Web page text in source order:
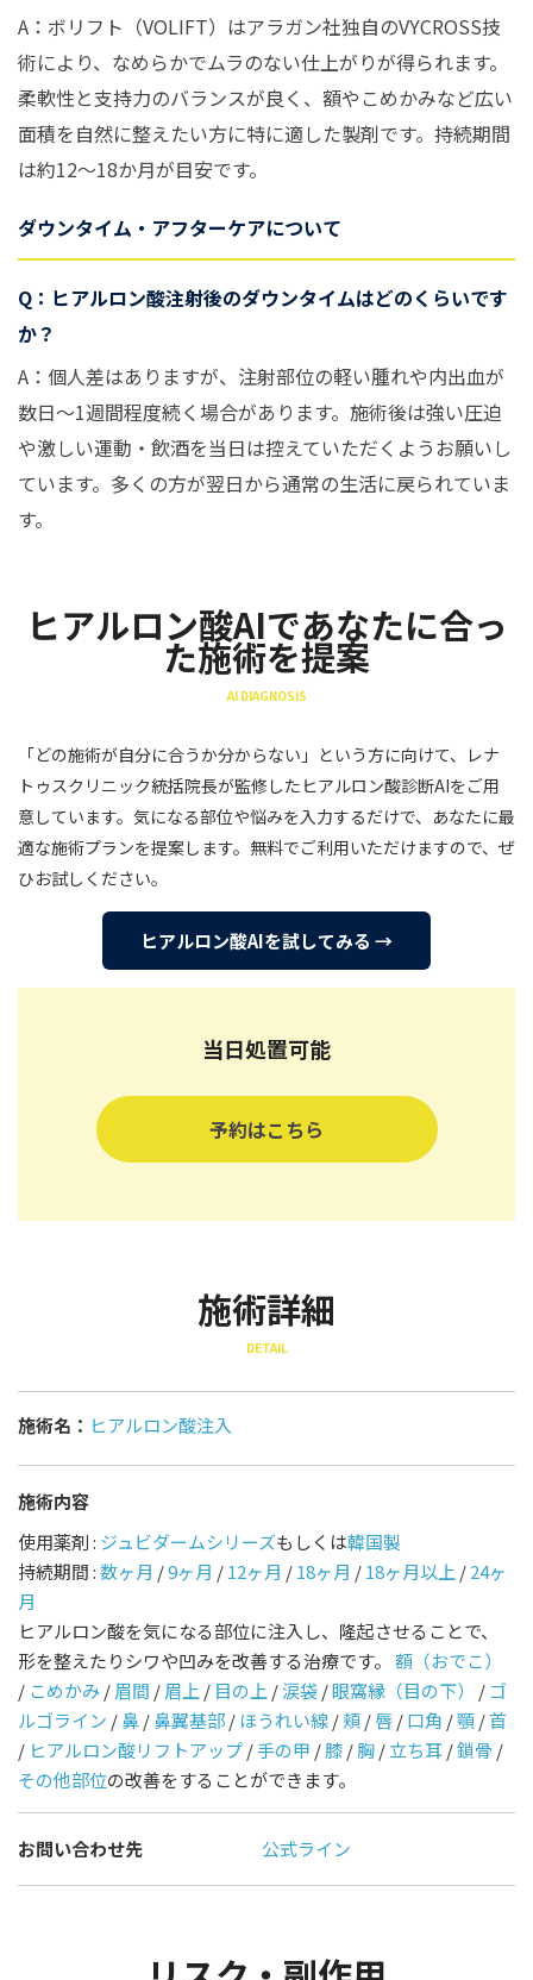
A：ボリフト（VOLIFT）はアラガン社独自のVYCROSS技
術により、なめらかでムラのない仕上がりが得られます。
柔軟性と支持力のバランスが良く、額やこめかみなど広い
面積を自然に整えたい方に特に適した製剤です。持続期間
は約12〜18か月が目安です。
ダウンタイム・アフターケアについて
Q：ヒアルロン酸注射後のダウンタイムはどのくらいです
か？
A：個人差はありますが、注射部位の軽い腫れや内出血が
数日〜1週間程度続く場合があります。施術後は強い圧迫
や激しい運動・飲酒を当日は控えていただくようお願いし
ています。多くの方が翌日から通常の生活に戻られていま
す。
ヒアルロン酸AIであなたに合っ
た施術を提案
AI DIAGNOSIS
「どの施術が自分に合うか分からない」という方に向けて、レナ
トゥスクリニック統括院長が監修したヒアルロン酸診断AIをご用
意しています。気になる部位や悩みを入力するだけで、あなたに最
適な施術プランを提案します。無料でご利用いただけますので、ぜ
ひお試しください。
ヒアルロン酸AIを試してみる →
当日処置可能
予約はこちら
施術詳細
DETAIL
施術名： ヒアルロン酸注入
施術内容
使用薬剤 : ジュビダームシリーズもしくは韓国製
持続期間 :数ヶ月 /9ヶ月 /12ヶ月 /18ヶ月 /18ヶ月以上/24ヶ
月
ヒアルロン酸を気になる部位に注入し、隆起させることで、
形を整えたりシワや凹みを改善する治療です。 額（おでこ）
/ こめかみ/眉間 /眉上/ 目の上/涙袋/眼窩縁（目の下） / ゴ
ルゴライン /鼻/鼻翼基部/ ほうれい線/頬/唇/口角 /顎/首
/ ヒアルロン酸リフトアップ/手の甲 /膝/胸/立ち耳/鎖骨 /
その他部位の改善をすることができます。
お問い合わせ先 公式ライン